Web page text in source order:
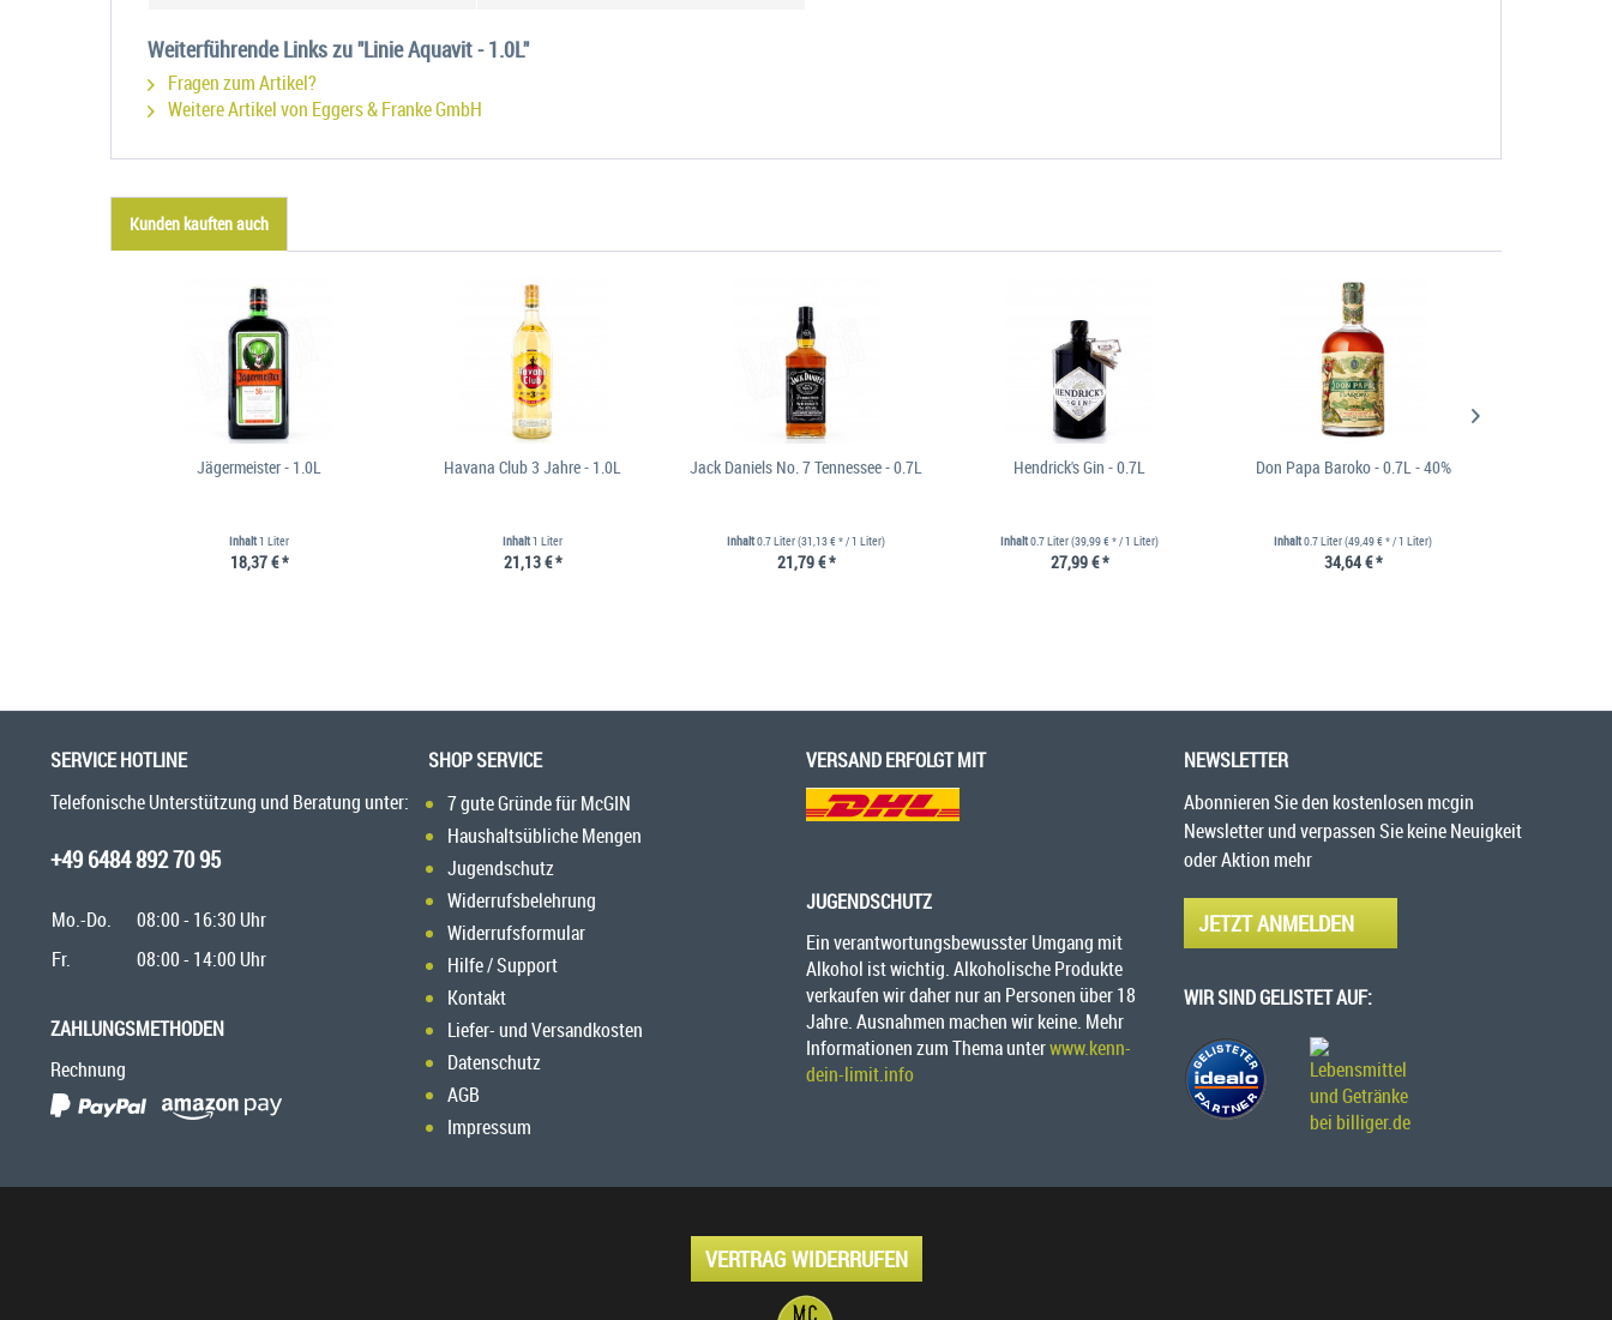
Weiterführende Links zu "Linie Aquavit - 1.0L"
Fragen zum Artikel?
Weitere Artikel von Eggers & Franke GmbH
Kunden kauften auch
Jägermeister - 1.0L
Inhalt1 Liter
18,37 € *
Havana Club 3 Jahre - 1.0L
Inhalt1 Liter
21,13 € *
Jack Daniels No. 7 Tennessee - 0.7L
Inhalt0.7 Liter(31,13 € * / 1 Liter)
21,79 € *
Hendrick's Gin - 0.7L
Inhalt0.7 Liter(39,99 € * / 1 Liter)
27,99 € *
Don Papa Baroko - 0.7L - 40%
Inhalt0.7 Liter(49,49 € * / 1 Liter)
34,64 € *
SERVICE HOTLINE
Telefonische Unterstützung und Beratung unter:
+49 6484 892 70 95
Mo.-Do.
08:00 - 16:30 Uhr
Fr.
08:00 - 14:00 Uhr
ZAHLUNGSMETHODEN
Rechnung
SHOP SERVICE
7 gute Gründe für McGIN
Haushaltsübliche Mengen
Jugendschutz
Widerrufsbelehrung
Widerrufsformular
Hilfe / Support
Kontakt
Liefer- und Versandkosten
Datenschutz
AGB
Impressum
VERSAND ERFOLGT MIT
JUGENDSCHUTZ
Ein verantwortungsbewusster Umgang mit
Alkohol ist wichtig. Alkoholische Produkte
verkaufen wir daher nur an Personen über 18
Jahre. Ausnahmen machen wir keine. Mehr
Informationen zum Thema unterwww.kenn-
dein-limit.info
NEWSLETTER
Abonnieren Sie den kostenlosen mcgin
Newsletter und verpassen Sie keine Neuigkeit
oder Aktion mehr
JETZT ANMELDEN
WIR SIND GELISTET AUF:
VERTRAG WIDERRUFEN